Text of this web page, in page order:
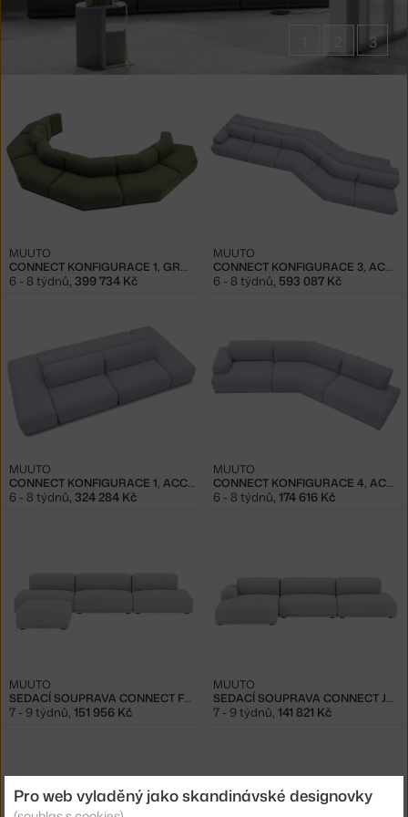
3
kolekci
Connect
CONNECT KONFIGURACE 1, GRAIN 68243
MUUTO
6 - 8 týdnů 399 734 Kč
CONNECT KONFIGURACE 3, ACCA 731
MUUTO
6 - 8 týdnů 593 087 Kč
CONNECT KONFIGURACE 1, ACCA 731
MUUTO
6 - 8 týdnů 324 284 Kč
CONNECT KONFIGURACE 4, ACCA 731
MUUTO
6 - 8 týdnů 174 616 Kč
SEDACÍ SOUPRAVA CONNECT F+C+G+I, REMIX 123
MUUTO
7 - 9 týdnů, 151 956 Kč
SEDACÍ SOUPRAVA CONNECT J+C+G, REMIX 123
MUUTO
7 - 9 týdnů, 141 821 Kč
Pro web vyladěný jako skandinávské designovky